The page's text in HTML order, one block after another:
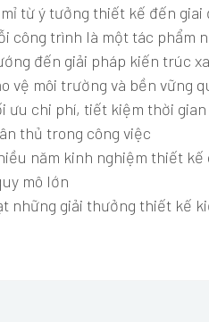
từ ý tưởng thiết kế đến giai
công trình là một tác phẩm
đến giải pháp kiến trúc
vệ môi trường và bền vững
ưu chi phí, tiết kiệm thời
thủ trong công việc
năm kinh nghiệm thiết
mô lớn
những giải thưởng thiết kế
CAP SAINT JACQUES
Vung Tau City